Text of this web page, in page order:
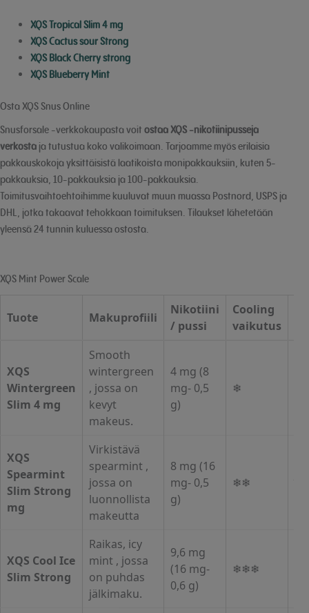
XQS Tropical Slim 4 mg
XQS Cactus sour Strong
XQS Black Cherry strong
XQS Blueberry Mint
Osta XQS Snus Online
Snusforsale -verkkokaupasta voit ostaa XQS -nikotiinipusseja
verkosta ja tutustua koko valikoimaan. Tarjoamme myös erilaisia
pakkauskokoja yksittäisistä laatikoista monipakkauksiin, kuten 5-
pakkauksia, 10-pakkauksia ja 100-pakkauksia.
Toimitusvaihtoehtoihimme kuuluvat muun muassa Postnord, USPS ja
DHL, jotka takaavat tehokkaan toimituksen. Tilaukset lähetetään
yleensä 24 tunnin kuluessa ostosta.
XQS Mint Power Scale
Tuote Makuprofiili
Nikotiini
/ pussi
Cooling
vaikutus
XQS
Wintergreen
Slim 4 mg
Smooth
wintergreen
, jossa on
kevyt
makeus.
4 mg (8
mg- 0,5
g)
❄
XQS
Spearmint
Slim Strong
mg
Virkistävä
spearmint ,
jossa on
luonnollista
makeutta
8 mg (16
mg- 0,5
g)
❄❄
XQS Cool Ice
Slim Strong
Raikas, icy
mint , jossa
on puhdas
jälkimaku.
9,6 mg
(16 mg-
0,6 g)
❄❄❄